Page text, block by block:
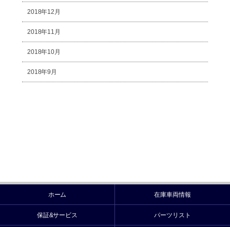
2018年12月
2018年11月
2018年10月
2018年9月
ホーム 在庫車両情報
保証&サービス パーツリスト